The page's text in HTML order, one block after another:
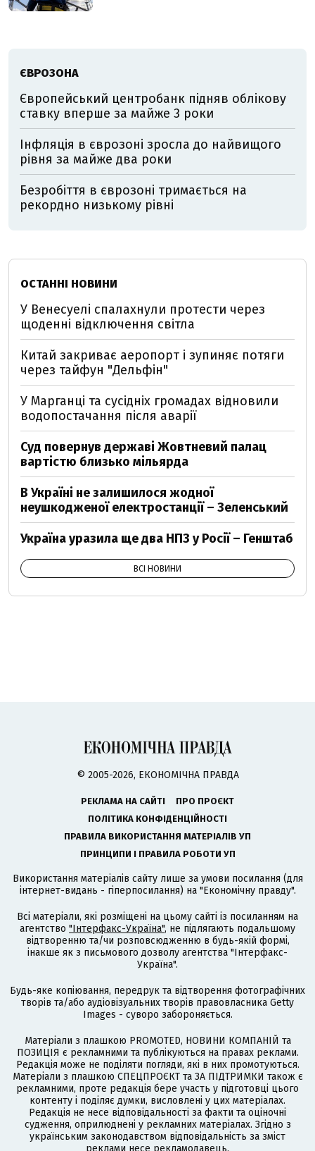
ЄВРОЗОНА
Європейський центробанк підняв облікову
ставку вперше за майже 3 роки
Інфляція в єврозоні зросла до найвищого
рівня за майже два роки
Безробіття в єврозоні тримається на
рекордно низькому рівні
ОСТАННІ НОВИНИ
У Венесуелі спалахнули протести через
щоденні відключення світла
Китай закриває аеропорт і зупиняє потяги
через тайфун "Дельфін"
У Марганці та сусідніх громадах відновили
водопостачання після аварії
Суд повернув державі Жовтневий палац
вартістю близько мільярда
В Україні не залишилося жодної
неушкодженої електростанції – Зеленський
Україна уразила ще два НПЗ у Росії – Генштаб
ВСІ НОВИНИ
© 2005-2026, ЕКОНОМІЧНА ПРАВДА
РЕКЛАМА НА САЙТІ
ПРО ПРОЄКТ
ПОЛІТИКА КОНФІДЕНЦІЙНОСТІ
ПРАВИЛА ВИКОРИСТАННЯ МАТЕРІАЛІВ УП
ПРИНЦИПИ І ПРАВИЛА РОБОТИ УП
Використання матеріалів сайту лише за умови посилання (для
інтернет-видань - гіперпосилання) на "Економічну правду".
Всі матеріали, які розміщені на цьому сайті із посиланням на
агентство "Інтерфакс-Україна", не підлягають подальшому
відтворенню та/чи розповсюдженню в будь-якій формі,
інакше як з письмового дозволу агентства "Інтерфакс-
Україна".
Будь-яке копіювання, передрук та відтворення фотографічних
творів та/або аудіовізуальних творів правовласника Getty
Images - суворо забороняється.
Матеріали з плашкою PROMOTED, НОВИНИ КОМПАНІЙ та
ПОЗИЦІЯ є рекламними та публікуються на правах реклами.
Редакція може не поділяти погляди, які в них промотуються.
Матеріали з плашкою СПЕЦПРОЄКТ та ЗА ПІДТРИМКИ також є
рекламними, проте редакція бере участь у підготовці цього
контенту і поділяє думки, висловлені у цих матеріалах.
Редакція не несе відповідальності за факти та оціночні
судження, оприлюднені у рекламних матеріалах. Згідно з
українським законодавством відповідальність за зміст